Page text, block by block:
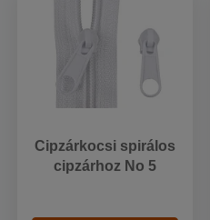
Cipzárkocsi spirálos
cipzárhoz No 5